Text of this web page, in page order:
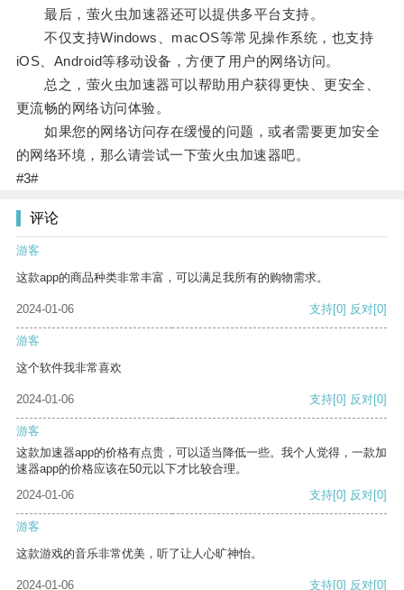
最后，萤火虫加速器还可以提供多平台支持。
不仅支持Windows、macOS等常见操作系统，也支持
iOS、Android等移动设备，方便了用户的网络访问。
总之，萤火虫加速器可以帮助用户获得更快、更安全、
更流畅的网络访问体验。
如果您的网络访问存在缓慢的问题，或者需要更加安全
的网络环境，那么请尝试一下萤火虫加速器吧。
#3#
评论
游客
这款app的商品种类非常丰富，可以满足我所有的购物需求。
2024-01-06 支持[0] 反对[0]
游客
这个软件我非常喜欢
2024-01-06 支持[0] 反对[0]
游客
这款加速器app的价格有点贵，可以适当降低一些。我个人觉得，一款加
速器app的价格应该在50元以下才比较合理。
2024-01-06
支持[0] 反对[0]
游客
这款游戏的音乐非常优美，听了让人心旷神怡。
2024-01-06 支持[0] 反对[0]